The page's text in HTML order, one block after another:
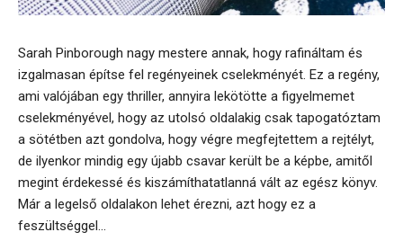
Sarah Pinborough nagy mestere annak, hogy rafináltam és
izgalmasan építse fel regényeinek cselekményét. Ez a regény,
ami valójában egy thriller, annyira lekötötte a figyelmemet
cselekményével, hogy az utolsó oldalakig csak tapogatóztam
a sötétben azt gondolva, hogy végre megfejtettem a rejtélyt,
de ilyenkor mindig egy újabb csavar került be a képbe, amitől
megint érdekessé és kiszámíthatatlanná vált az egész könyv.
Már a legelső oldalakon lehet érezni, azt hogy ez a
feszültséggel...